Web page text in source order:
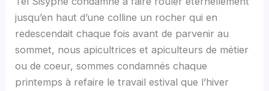
jusqu’en haut d’une colline un rocher qui en
redescendait chaque fois avant de parvenir au
sommet, nous apicultrices et apiculteurs de métier
ou de coeur, sommes condamnés chaque
printemps à refaire le travail estival que l’hiver